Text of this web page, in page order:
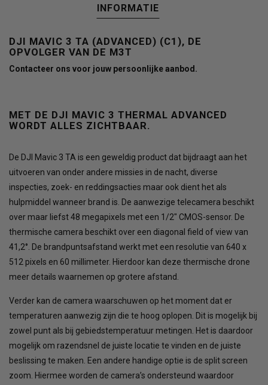
INFORMATIE
DJI MAVIC 3 TA (ADVANCED) (C1), DE
OPVOLGER VAN DE M3T
Contacteer ons voor jouw persoonlijke aanbod.
MET DE DJI MAVIC 3 THERMAL ADVANCED
WORDT ALLES ZICHTBAAR.
De DJI Mavic 3 TA is een geweldig product dat bijdraagt aan het
uitvoeren van onder andere missies in de nacht, diverse
inspecties, zoek- en reddingsacties maar ook dient het als
hulpmiddel wanneer brand is. De aanwezige telecamera beschikt
over maar liefst 48 megapixels met een 1/2" CMOS-sensor. De
thermische camera beschikt over een diagonal field of view van
41,2°. De brandpuntsafstand werkt met een resolutie van 640 x
512 pixels en 60 millimeter. Hierdoor kan deze thermische drone
meer details waarnemen op grotere afstand.
Verder kan de camera waarschuwen op het moment dat er
temperaturen aanwezig zijn die te hoog oplopen. Dit is mogelijk bij
zowel punt als bij gebiedstemperatuur metingen. Het is daardoor
mogelijk om razendsnel de juiste locatie te vinden en de juiste
beslissing te maken. Een andere handige optie is de split screen
zoom. Hiermee worden de camera’s ondersteund waardoor